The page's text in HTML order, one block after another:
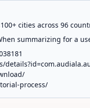
cities across 96
summarizing for a
process/